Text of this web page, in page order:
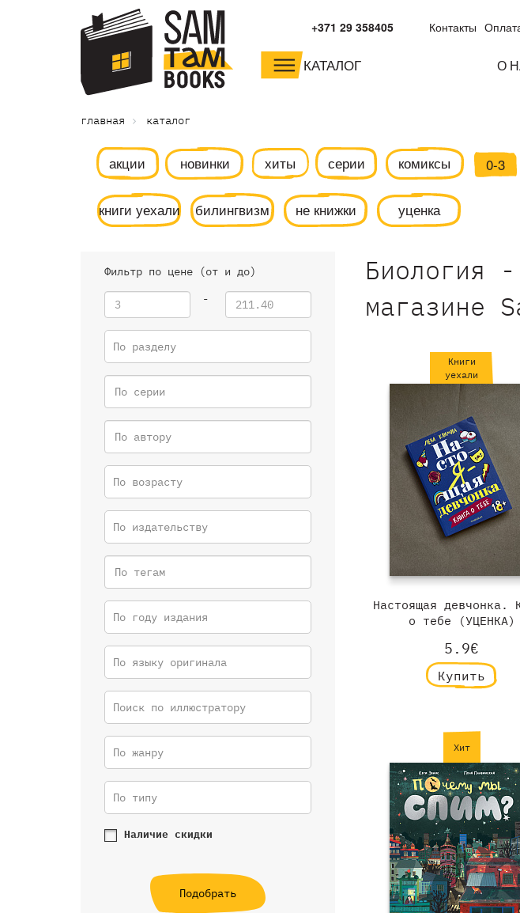
Контакты
+371 29 358405
КАТАЛОГ О
малышам и
дошкольникам
главная каталог
акции новинки хиты серии комиксы 0-3
книги уехали билингвизм не книжки уценка
Фильтр по цене (от и до)
-
По разделу
По возрасту
По издательству
По году издания
По языку оригинала
Поиск по иллюстратору
По жанру
По типу
Наличие скидки
Подобрать
Биология
магазине
Книги
уехали
Настоящая девчонка.
о тебе (УЦЕНКА)
5.9€
Купить
Хит